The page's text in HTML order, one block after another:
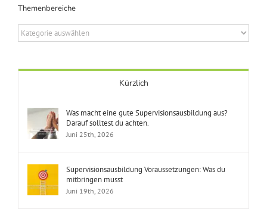
Themenbereiche
Themenbereiche
Kürzlich
Was macht eine gute Supervisionsausbildung aus?
Darauf solltest du achten.
Juni 25th, 2026
Supervisionsausbildung Voraussetzungen: Was du
mitbringen musst
Juni 19th, 2026